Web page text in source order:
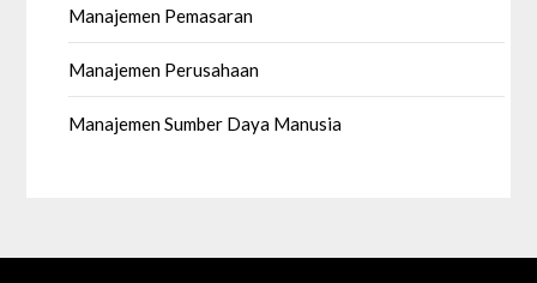
Manajemen Pemasaran
Manajemen Perusahaan
Manajemen Sumber Daya Manusia